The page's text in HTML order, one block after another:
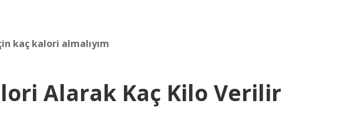
kaç kalori almalıyım
Alarak Kaç Kilo Verilir